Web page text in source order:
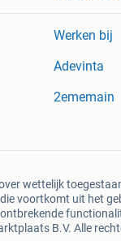
Werken bij
Adevinta
2ememain
wettelijk
voortkomt uit het
B.V. Alle